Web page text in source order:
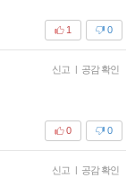
0
1
신고 | 공감 확인
0
0
신고 | 공감 확인